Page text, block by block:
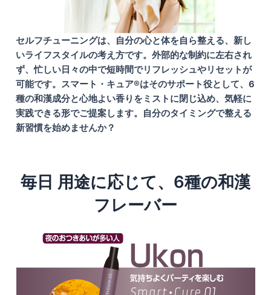
セルフチューニングは、自分の心と体を自ら整える、新し
いライフスタイルの考え方です。外部的な制約に左右され
ず、忙しい日々の中で短時間でリフレッシュやリセットが
可能です。スマート・キュア®はそのサポート役として、6
種の和漢成分と心地よい香りをミストに閉じ込め、気軽に
実践できる形でご提案します。自分のタイミングで整える
新習慣を始めませんか？
毎日 用途に応じて、6種の和漢
フレーバー